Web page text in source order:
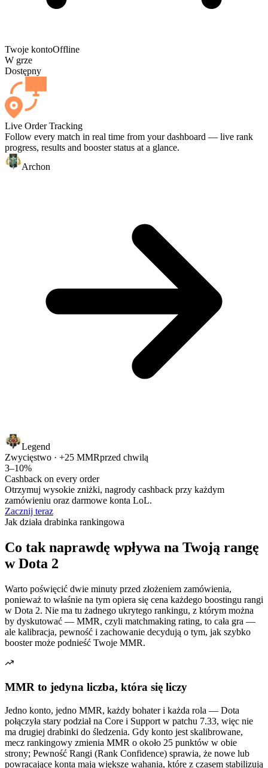
Twoje kontoOffline
W grze
Dostępny
Live Order Tracking
Follow every match in real time from your dashboard — live rank
progress, results and booster status at a glance.
Archon
Legend
Zwycięstwo · +25 MMRprzed chwilą
3–10%
Cashback on every order
Otrzymuj wysokie zniżki, nagrody cashback przy każdym
zamówieniu oraz darmowe konta LoL.
Zacznij teraz
Jak działa drabinka rankingowa
Co tak naprawdę wpływa na Twoją rangę
w Dota 2
Warto poświęcić dwie minuty przed złożeniem zamówienia,
ponieważ to właśnie na tym opiera się cena każdego boostingu rangi
w Dota 2. Nie ma tu żadnego ukrytego rankingu, z którym można
by dyskutować — MMR, czyli matchmaking rating, to cała gra —
ale kalibracja, pewność i zachowanie decydują o tym, jak szybko
booster może podnieść Twoje MMR.
MMR to jedyna liczba, która się liczy
Jedno konto, jedno MMR, każdy bohater i każda rola — Dota
połączyła stary podział na Core i Support w patchu 7.33, więc nie
ma drugiej drabinki do śledzenia. Gdy konto jest skalibrowane,
mecz rankingowy zmienia MMR o około 25 punktów w obie
strony; Pewność Rangi (Rank Confidence) sprawia, że nowe lub
powracające konta mają większe wahania, które z czasem stabilizują